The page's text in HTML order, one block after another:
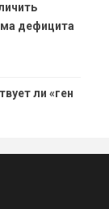
дефицита
ли «ген